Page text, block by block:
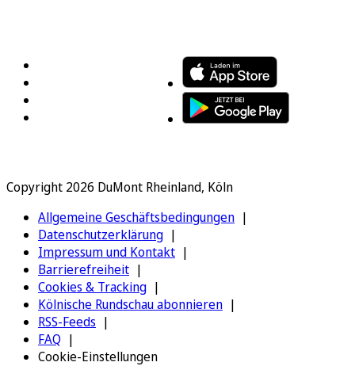
Copyright 2026 DuMont Rheinland, Köln
Allgemeine Geschäftsbedingungen
Datenschutzerklärung
Impressum und Kontakt
Barrierefreiheit
Cookies & Tracking
Kölnische Rundschau abonnieren
RSS-Feeds
FAQ
Cookie-Einstellungen